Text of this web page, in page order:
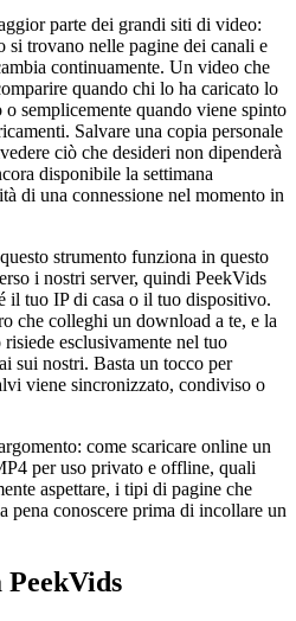
parte dei grandi siti di video:
trovano nelle pagine dei canali e
continuamente. Un video che
quando chi lo ha caricato lo
semplicemente quando viene spinto
Salvare una copia personale
ciò che desideri non dipenderà
disponibile la settimana
di una connessione nel momento in
strumento funziona in questo
i nostri server, quindi PeekVids
il tuo IP di casa o il tuo dispositivo.
che colleghi un download a te, e la
esclusivamente nel tuo
sui nostri. Basta un tocco per
viene sincronizzato, condiviso o
come scaricare online un
per uso privato e offline, quali
aspettare, i tipi di pagine che
pena conoscere prima di incollare un
PeekVids